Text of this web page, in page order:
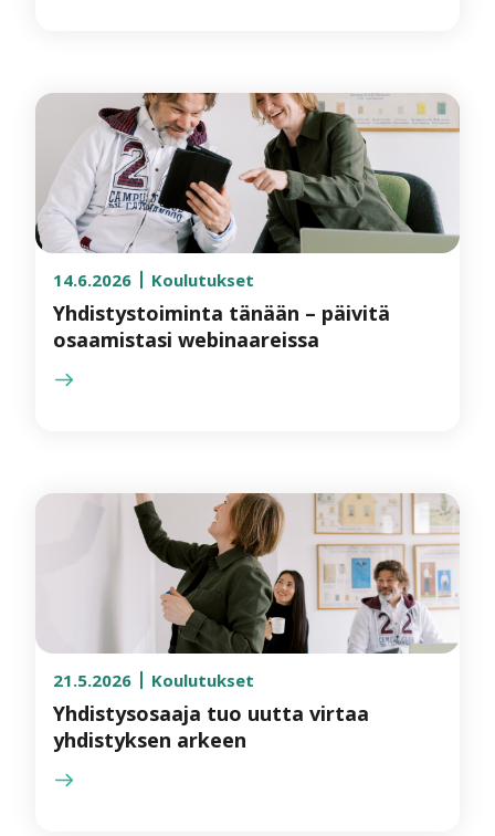
14.6.2026 Koulutukset
Yhdistystoiminta tänään – päivitä
osaamistasi webinaareissa
21.5.2026 Koulutukset
Yhdistysosaaja tuo uutta virtaa
yhdistyksen arkeen